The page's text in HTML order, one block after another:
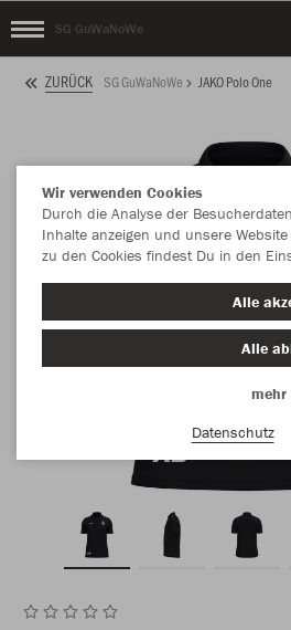
SG GuWaNoWe
ZURÜCK SG GuWaNoWe JAKO Polo One
Wir verwenden Cookies
Durch die Analyse der
Inhalte anzeigen und unsere
zu den Cookies findest Du in den
Alle
Alle
mehr
Datenschutz